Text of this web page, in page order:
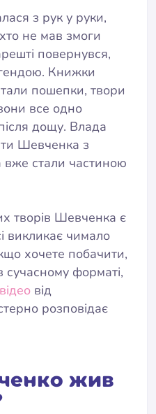
з рук у руки,
не мав змоги
повернувся,
Книжки
пошепки, твори
все одно
дощу. Влада
Шевченка з
вже стали частиною
творів Шевченка є
викликає чимало
хочете побачити,
сучасному форматі,
відео від
розповідає
жив